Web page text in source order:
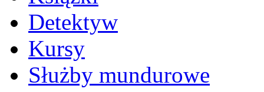
Detektyw
Kursy
Służby mundurowe